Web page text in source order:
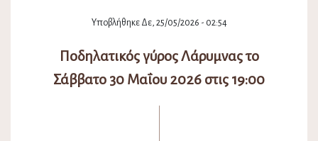
Υποβλήθηκε Δε, 25/05/2026 - 02:54
Ποδηλατικός γύρος Λάρυμνας το
Σάββατο 30 Μαΐου 2026 στις 19:00